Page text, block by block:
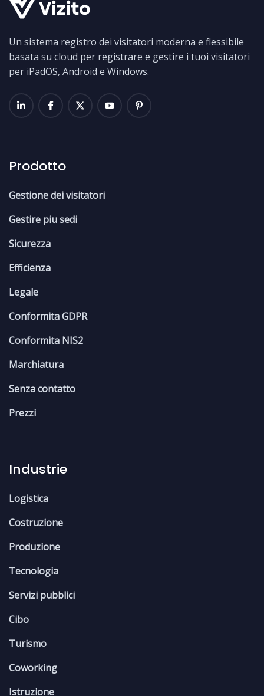
Un sistema registro dei visitatori moderna e flessibile
basata su cloud per registrare e gestire i tuoi visitatori
per iPadOS, Android e Windows.
Prodotto
Gestione dei visitatori
Gestire piu sedi
Sicurezza
Efficienza
Legale
Conformita GDPR
Conformita NIS2
Marchiatura
Senza contatto
Prezzi
Industrie
Logistica
Costruzione
Produzione
Tecnologia
Servizi pubblici
Cibo
Turismo
Coworking
Istruzione